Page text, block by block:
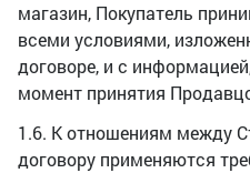
магазин, Покупатель
всеми условиями,
договоре, и с
момент принятия
1.6. К отношениям между
договору применяются